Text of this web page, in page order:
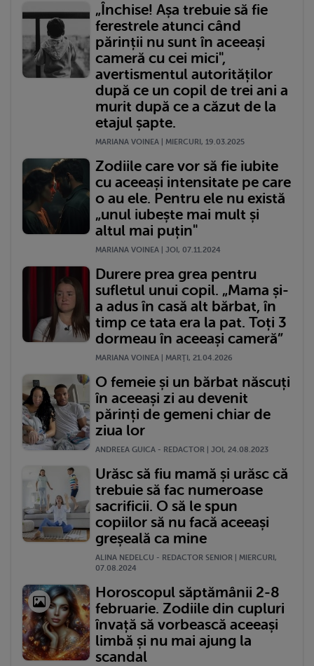
„Închise! Așa trebuie să fie
ferestrele atunci când
părinții nu sunt în aceeași
cameră cu cei mici",
avertismentul autorităților
după ce un copil de trei ani a
murit după ce a căzut de la
etajul șapte.
MARIANA VOINEA | MIERCURI, 19.03.2025
Zodiile care vor să fie iubite
cu aceeași intensitate pe care
o au ele. Pentru ele nu există
„unul iubește mai mult și
altul mai puțin"
MARIANA VOINEA | JOI, 07.11.2024
Durere prea grea pentru
sufletul unui copil. „Mama și-
a adus în casă alt bărbat, în
timp ce tata era la pat. Toți 3
dormeau în aceeași cameră”
MARIANA VOINEA | MARŢI, 21.04.2026
O femeie și un bărbat născuți
în aceeași zi au devenit
părinți de gemeni chiar de
ziua lor
ANDREEA GUICA - REDACTOR | JOI, 24.08.2023
Urăsc să fiu mamă și urăsc că
trebuie să fac numeroase
sacrificii. O să le spun
copiilor să nu facă aceeași
greșeală ca mine
ALINA NEDELCU - REDACTOR SENIOR | MIERCURI,
07.08.2024
Horoscopul săptămânii 2-8
februarie. Zodiile din cupluri
învață să vorbească aceeași
limbă și nu mai ajung la
scandal